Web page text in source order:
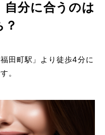
分に合うのは
？
田町駅」より徒歩4分に
。